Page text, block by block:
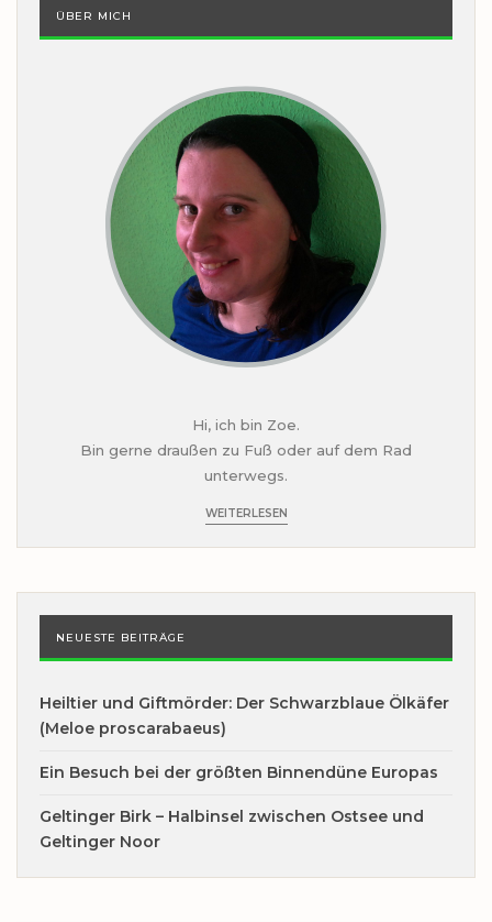
ÜBER MICH
Hi, ich bin Zoe.
Bin gerne draußen zu Fuß oder auf dem Rad
unterwegs.
WEITERLESEN
NEUESTE BEITRÄGE
Heiltier und Giftmörder: Der Schwarzblaue Ölkäfer
(Meloe proscarabaeus)
Ein Besuch bei der größten Binnendüne Europas
Geltinger Birk – Halbinsel zwischen Ostsee und
Geltinger Noor